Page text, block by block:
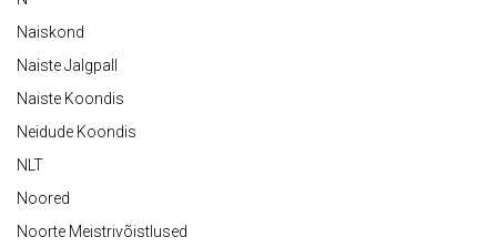
Naiskond
Naiste Jalgpall
Naiste Koondis
Neidude Koondis
NLT
Noored
Noorte Meistrivõistlused